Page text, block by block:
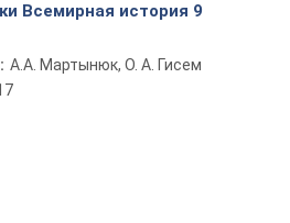
Всемирная история 9
А.А. Мартынюк, О. А. Гисем